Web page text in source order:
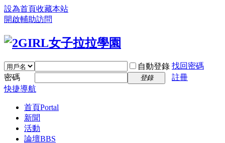
設為首頁收藏本站
開啟輔助訪問
自動登錄 找回密碼
密碼
登錄
註冊
快捷導航
首頁Portal
新聞
活動
論壇BBS